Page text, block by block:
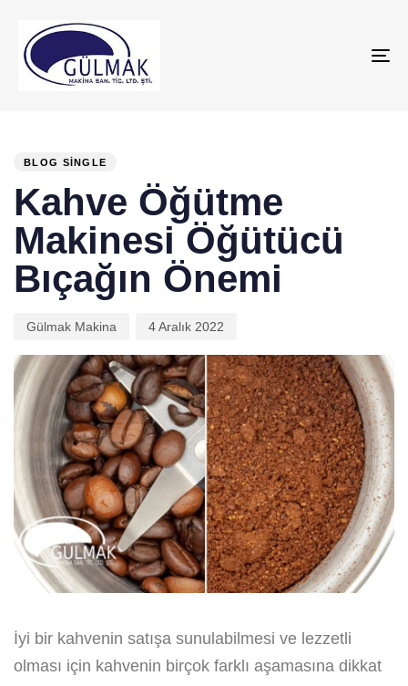
BLOG SINGLE
Kahve Öğütme
Makinesi Öğütücü
Bıçağın Önemi
Gülmak Makina 4 Aralık 2022
İyi bir kahvenin satışa sunulabilmesi ve lezzetli
olması için kahvenin birçok farklı aşamasına dikkat